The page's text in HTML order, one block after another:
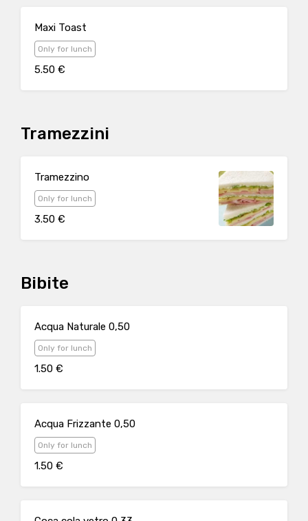
Maxi Toast
Only for lunch
5.50 €
Tramezzini
Tramezzino
Only for lunch
3.50 €
Bibite
Acqua Naturale 0,50
Only for lunch
1.50 €
Acqua Frizzante 0,50
Only for lunch
1.50 €